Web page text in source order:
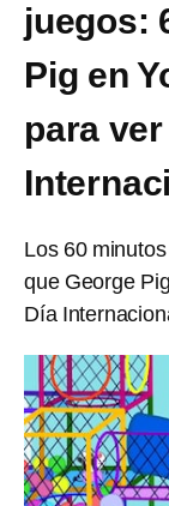
juegos:
Pig en
para
Los 60
que George
Día